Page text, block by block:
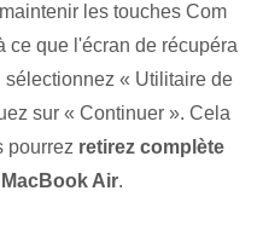
les touches Com
ce que l'écran de récupéra
« Utilitaire de
sur « Continuer ». Cela
pourrez‍ retirez complète
Air.